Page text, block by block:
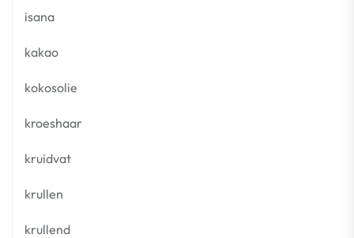
isana
kakao
kokosolie
kroeshaar
kruidvat
krullen
krullend